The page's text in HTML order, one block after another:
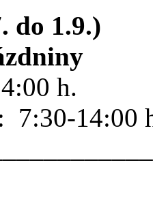
do 1.9.)
h.
7:30-14:00